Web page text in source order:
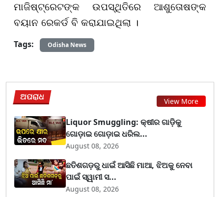
ମାଜିଷ୍ଟ୍ରେଟଙ୍କ ଉପସ୍ଥିତିରେ ଆଶୁତୋଷଙ୍କ
ବୟାନ ରେକର୍ଡ ବି କରାଯାଇଥିଲା ।
Tags:
Odisha News
ଅପରାଧ View More
Liquor Smuggling: କ୍ଷୀର ଗାଡ଼ିକୁ
ଗୋଡ଼ାଇ ଗୋଡ଼ାଇ ଧରିଲ...
August 08, 2026
ଛତିଶଗଡ଼ରୁ ଧାଇଁ ଆସିଛି ମାଆ, ଝିଅକୁ ନେବା
ପାଇଁ ସ୍ୱାମୀ ସ...
August 08, 2026